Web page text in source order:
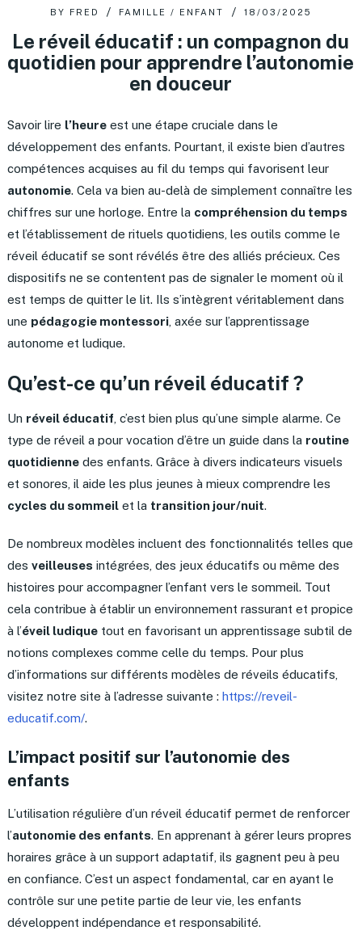
BY FRED FAMILLE / ENFANT 18/03/2025
Le réveil éducatif : un compagnon du
quotidien pour apprendre l’autonomie
en douceur
Savoir lire l’heureest une étape cruciale dans le
développement des enfants. Pourtant, il existe bien d’autres
compétences acquises au fil du temps qui favorisent leur
autonomie. Cela va bien au-delà de simplement connaître les
chiffres sur une horloge. Entre la compréhension du temps
et l’établissement de rituels quotidiens, les outils comme le
réveil éducatif se sont révélés être des alliés précieux. Ces
dispositifs ne se contentent pas de signaler le moment où il
est temps de quitter le lit. Ils s’intègrent véritablement dans
une pédagogie montessori, axée sur l’apprentissage
autonome et ludique.
Qu’est-ce qu’un réveil éducatif ?
Un réveil éducatif , c’est bien plus qu’une simple alarme. Ce
type de réveil a pour vocation d’être un guide dans la routine
quotidiennedes enfants. Grâce à divers indicateurs visuels
et sonores, il aide les plus jeunes à mieux comprendre les
cycles du sommeilet la transition jour/nuit.
De nombreux modèles incluent des fonctionnalités telles que
des veilleuses intégrées, des jeux éducatifs ou même des
histoires pour accompagner l’enfant vers le sommeil. Tout
cela contribue à établir un environnement rassurant et propice
à l’éveil ludiquetout en favorisant un apprentissage subtil de
notions complexes comme celle du temps. Pour plus
d’informations sur différents modèles de réveils éducatifs,
visitez notre site à l’adresse suivante : https://reveil-
educatif.com/.
L’impact positif sur l’autonomie des
enfants
L’utilisation régulière d’un réveil éducatif permet de renforcer
l’autonomie des enfants. En apprenant à gérer leurs propres
horaires grâce à un support adaptatif, ils gagnent peu à peu
en confiance. C’est un aspect fondamental, car en ayant le
contrôle sur une petite partie de leur vie, les enfants
développent indépendance et responsabilité.